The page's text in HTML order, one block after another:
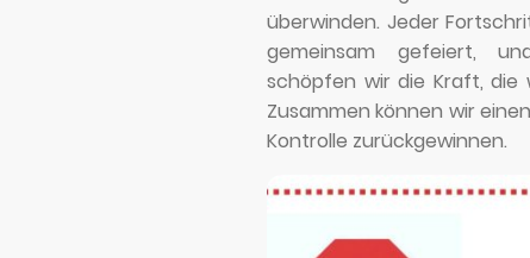
überwinden. Jeder
gemeinsam gefeiert,
schöpfen wir die Kraft,
Zusammen können wir
Kontrolle zurückgewinnen.